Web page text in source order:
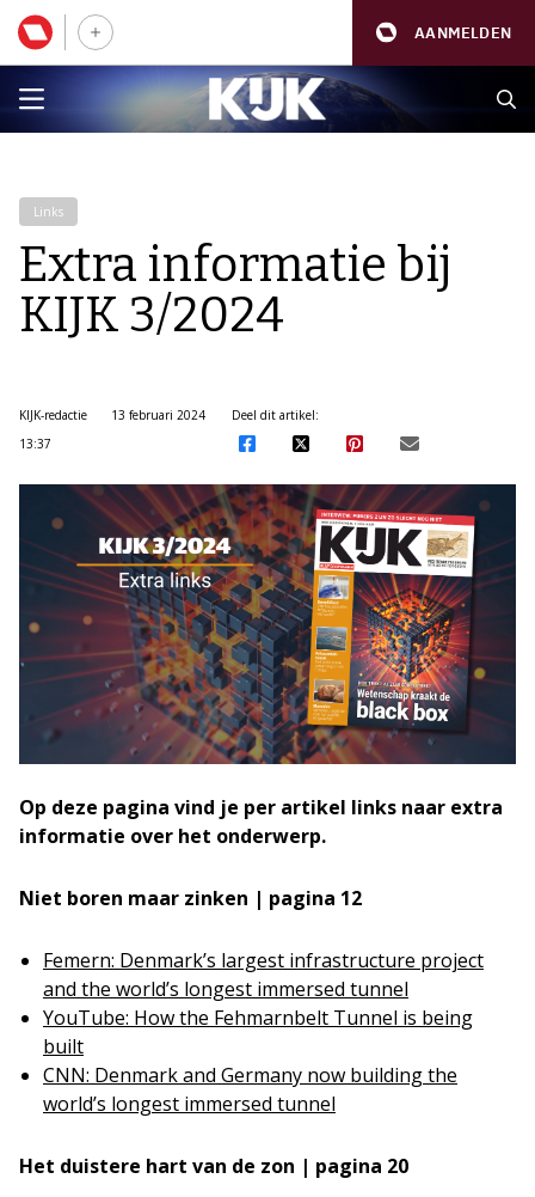
AANMELDEN
Links
Extra informatie bij
KIJK 3/2024
KIJK-redactie
13 februari 2024
13:37
Deel dit artikel:
Op deze pagina vind je per artikel links naar extra
informatie over het onderwerp.
Niet boren maar zinken | pagina 12
Femern: Denmark’s largest infrastructure project
and the world’s longest immersed tunnel
YouTube: How the Fehmarnbelt Tunnel is being
built
CNN: Denmark and Germany now building the
world’s longest immersed tunnel
Het duistere hart van de zon | pagina 20